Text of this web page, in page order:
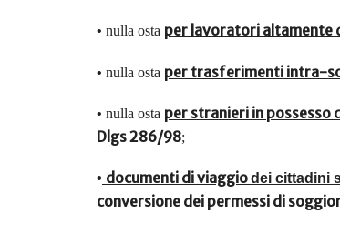
• nulla osta per lavoratori altamente
• nulla osta per trasferimenti intra-
• nulla osta per stranieri in
Dlgs 286/98;
• documenti di viaggiodei cittadini
conversione dei permessi di